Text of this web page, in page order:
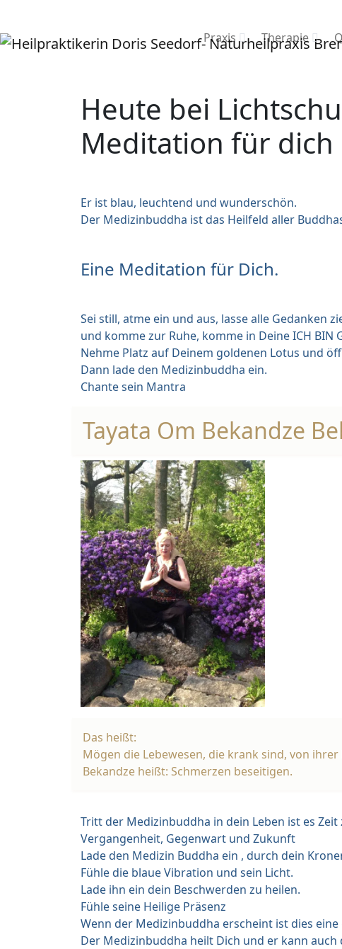
Praxis Therapie
Heute bei
Meditation für dich
Er ist blau, leuchtend und wunderschön.
Der Medizinbuddha ist das Heilfeld aller
Eine Meditation für Dich.
Sei still, atme ein und aus, lasse alle Gedanken
und komme zur Ruhe, komme in Deine ICH BIN
Nehme Platz auf Deinem goldenen Lotus und
Dann lade den Medizinbuddha ein.
Chante sein Mantra
Tayata Om Bekandze
Das heißt:
Mögen die Lebewesen, die krank sind, von
Bekandze heißt: Schmerzen beseitigen.
Tritt der Medizinbuddha in dein Leben ist es Zeit
Vergangenheit, Gegenwart und Zukunft
Lade den Medizin Buddha ein , durch dein
Fühle die blaue Vibration und sein Licht.
Lade ihn ein dein Beschwerden zu heilen.
Fühle seine Heilige Präsenz
Wenn der Medizinbuddha erscheint ist dies
Der Medizinbuddha heilt Dich und er kann